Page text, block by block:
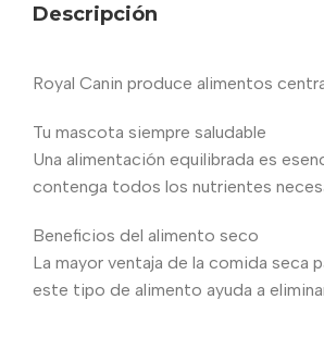
Descripción
Royal Canin produce alimentos
Tu mascota siempre saludable
Una alimentación equilibrada es
contenga todos los nutrientes
Beneficios del alimento seco
La mayor ventaja de la comida seca
este tipo de alimento ayuda a